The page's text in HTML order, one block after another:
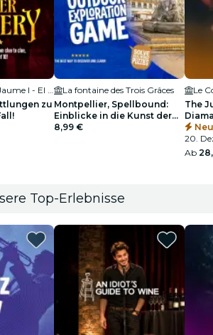
zu
La fontaine des Trois Grâces
Montpellier, Spellbound:
Einblicke in die Kunst der
Etikettierung
8,99 €
Le
The
Toter
20.
Ab
Top-Erlebnisse